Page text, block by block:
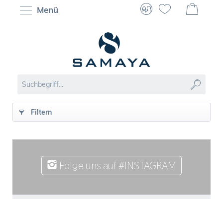
Menü
Filtern
Folge uns auf #INSTAGRAM